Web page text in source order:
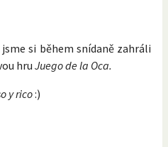
si během snídaně zahráli
hru Juego de la Oca.
y rico:)